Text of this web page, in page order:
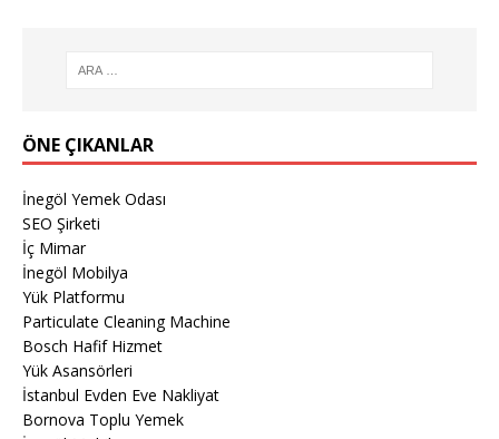
ÖNE ÇIKANLAR
İnegöl Yemek Odası
SEO Şirketi
İç Mimar
İnegöl Mobilya
Yük Platformu
Particulate Cleaning Machine
Bosch Hafif Hizmet
Yük Asansörleri
İstanbul Evden Eve Nakliyat
Bornova Toplu Yemek